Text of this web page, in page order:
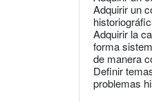
Adquirir un
Adquirir la
forma
de manera
Definir
problemas